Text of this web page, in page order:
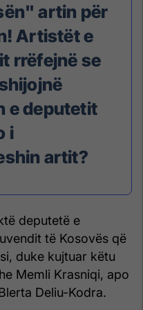
artin për
Artistët e
rrëfejnë se
e deputetit
i
artit?
deputetë e
të Kosovës që
duke kujtuar këtu
Memli Krasniqi, apo
Deliu-Kodra.